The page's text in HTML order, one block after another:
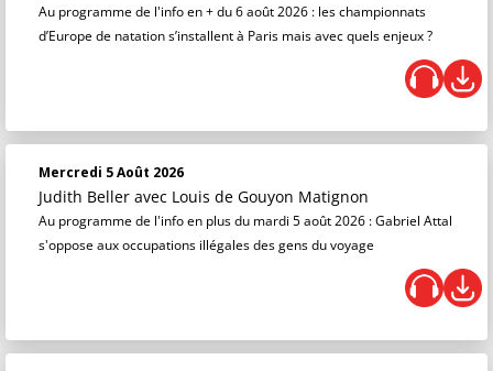
Au programme de l'info en + du 6 août 2026 : les championnats
d’Europe de natation s’installent à Paris mais avec quels enjeux ?
Mercredi 5 Août 2026
Judith Beller avec Louis de Gouyon Matignon
Au programme de l'info en plus du mardi 5 août 2026 : Gabriel Attal
s'oppose aux occupations illégales des gens du voyage